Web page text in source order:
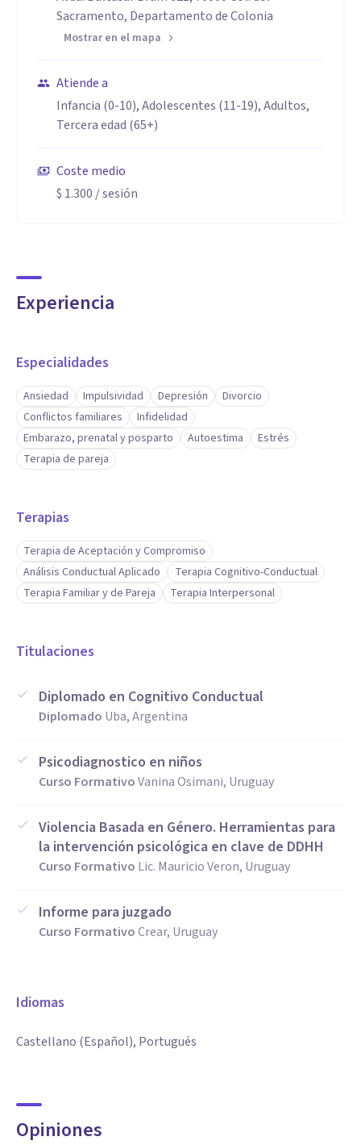
Sacramento, Departamento de Colonia
Mostrar en el mapa
Atiende a
Infancia (0-10), Adolescentes (11-19), Adultos,
Tercera edad (65+)
Coste medio
$ 1.300 / sesión
Experiencia
Especialidades
Ansiedad Impulsividad Depresión
Divorcio
Conflictos familiares
Infidelidad
Embarazo, prenatal y posparto
Autoestima
Estrés
Terapia de pareja
Terapias
Terapia de Aceptación y Compromiso
Análisis Conductual Aplicado
Terapia Cognitivo-Conductual
Terapia Familiar y de Pareja
Terapia Interpersonal
Titulaciones
Diplomado en Cognitivo Conductual
Diplomado Uba, Argentina
Psicodiagnostico en niños
Curso FormativoVanina Osimani, Uruguay
Violencia Basada en Género. Herramientas para
la intervención psicológica en clave de DDHH
Curso Formativo Lic. Mauricio Veron, Uruguay
Informe para juzgado
Curso FormativoCrear, Uruguay
Idiomas
Castellano (Español), Portugués
Opiniones